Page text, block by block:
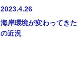
2023.4.26
海岸環境が変わってきた
の近況